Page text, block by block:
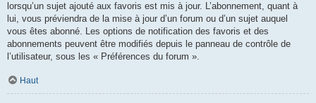
lorsqu’un sujet ajouté aux favoris est mis à jour. L’abonnement, quant à
lui, vous préviendra de la mise à jour d’un forum ou d’un sujet auquel
vous êtes abonné. Les options de notification des favoris et des
abonnements peuvent être modifiés depuis le panneau de contrôle de
l’utilisateur, sous les « Préférences du forum ».
Haut